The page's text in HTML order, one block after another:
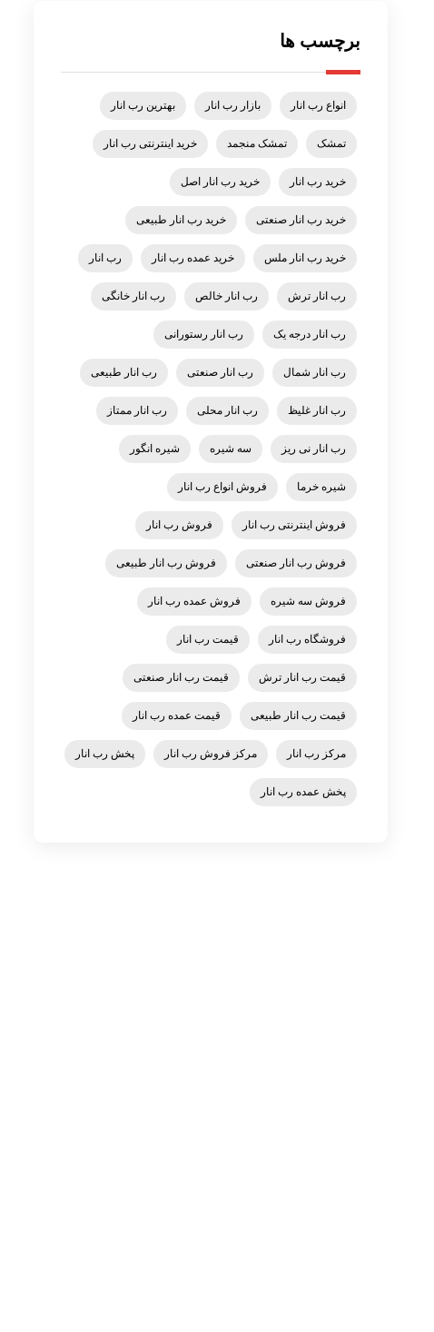
برچسب ها
انواع رب انار بازار رب انار بهترین رب انار
تمشک تمشک منجمد خرید اینترنتی رب انار
خرید رب انار خرید رب انار اصل
خرید رب انار صنعتی خرید رب انار طبیعی
خرید رب انار ملس خرید عمده رب انار رب انار
رب انار ترش رب انار خالص رب انار خانگی
رب انار درجه یک رب انار رستورانی
رب انار شمال رب انار صنعتی رب انار طبیعی
رب انار غلیظ رب انار محلی رب انار ممتاز
رب انار نی ریز سه شیره شیره انگور
شیره خرما فروش انواع رب انار
فروش اینترنتی رب انار فروش رب انار
فروش رب انار صنعتی فروش رب انار طبیعی
فروش سه شیره فروش عمده رب انار
فروشگاه رب انار قیمت رب انار
قیمت رب انار ترش قیمت رب انار صنعتی
قیمت رب انار طبیعی قیمت عمده رب انار
مرکز رب انار مرکز فروش رب انار پخش رب انار
پخش عمده رب انار